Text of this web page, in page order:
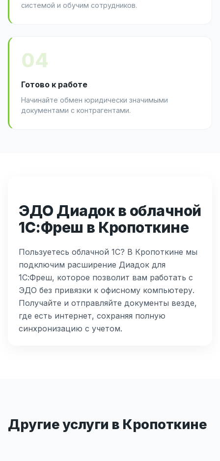
системой и обучим сотрудников.
04
Готово к работе
Начинайте обмен юридически значимыми
документами с контрагентами.
ЭДО Диадок в облачной
1С:Фреш в Кропоткине
Пользуетесь облачной 1С? В Кропоткине мы
подключим расширение Диадок для
1С:Фреш, которое позволит вам работать с
ЭДО без привязки к офисному компьютеру.
Получайте и отправляйте документы везде,
где есть интернет, сохраняя полную
синхронизацию с учетом.
Другие услуги в Кропоткине